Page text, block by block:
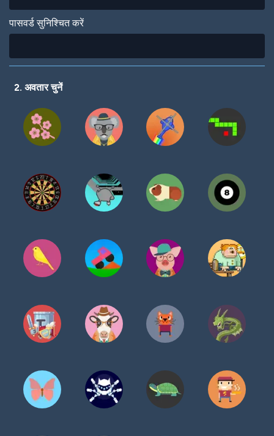
पासवर्ड सुनिश्चित करें
2. अवतार चुनें